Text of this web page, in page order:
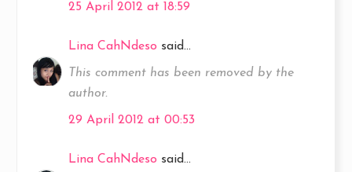
25 April 2012 at 18:59
Lina CahNdeso said...
This comment has been removed by the
author.
29 April 2012 at 00:53
Lina CahNdeso said...